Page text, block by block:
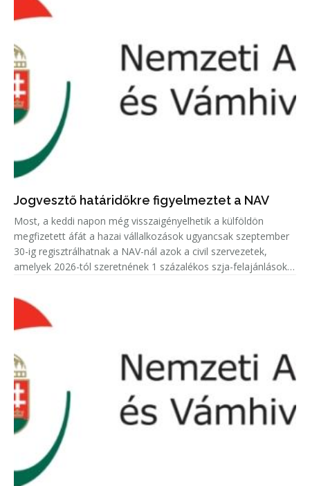
Jogvesztő határidőkre figyelmeztet a NAV
Most, a keddi napon még visszaigényelhetik a külföldön
megfizetett áfát a hazai vállalkozások ugyancsak szeptember
30-ig regisztrálhatnak a NAV-nál azok a civil szervezetek,
amelyek 2026-tól szeretnének 1 százalékos szja-felajánlásokat